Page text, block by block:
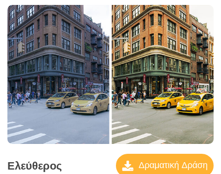
Ελεύθερος Δραματική Δράση